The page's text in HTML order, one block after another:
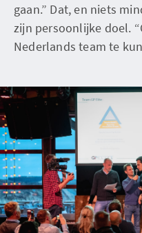
gaan.” Dat, en niets
zijn persoonlijke doel.
Nederlands team te